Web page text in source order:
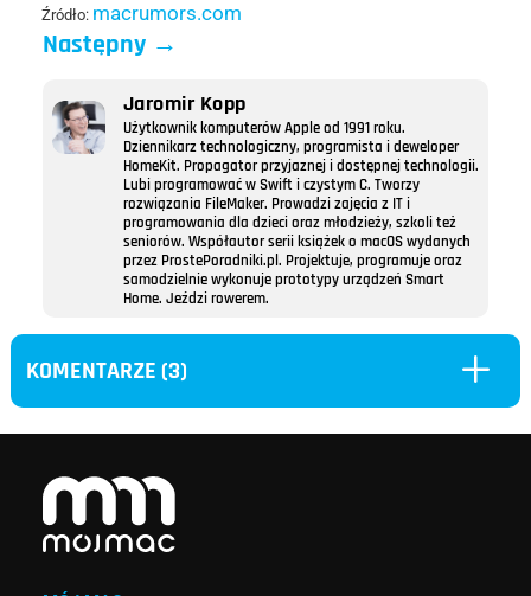
Źródło: macrumors.com
Następny→
Jaromir Kopp
Użytkownik komputerów Apple od 1991 roku.
Dziennikarz technologiczny, programista i deweloper
HomeKit. Propagator przyjaznej i dostępnej technologii.
Lubi programować w Swift i czystym C. Tworzy
rozwiązania FileMaker. Prowadzi zajęcia z IT i
programowania dla dzieci oraz młodzieży, szkoli też
seniorów. Współautor serii książek o macOS wydanych
przez ProstePoradniki.pl. Projektuje, programuje oraz
samodzielnie wykonuje prototypy urządzeń Smart
Home. Jeździ rowerem.
KOMENTARZE (3) L